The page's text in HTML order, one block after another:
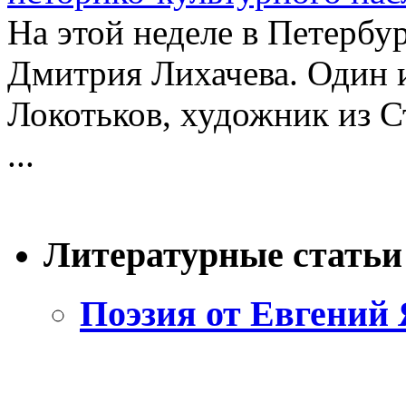
На этой неделе в
Дмитрия Лихачева. Один
Локотьков, художник из
...
Литературные статьи
Поэзия от Евгений